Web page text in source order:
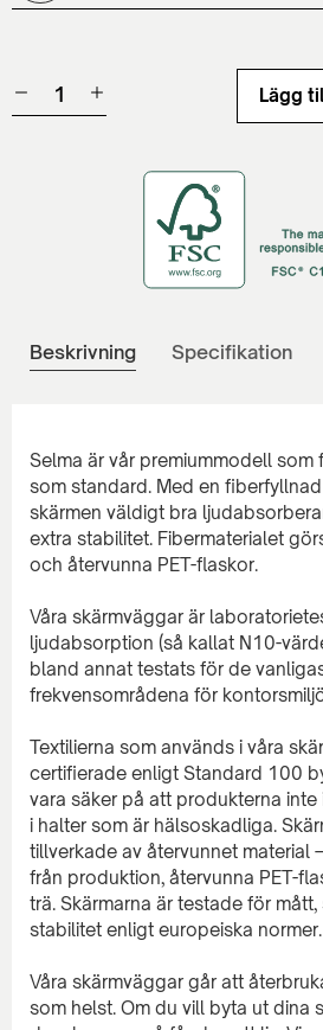
Lägg
Beskrivning Specifikation
Selma är vår premiummodell som
som standard. Med en
skärmen väldigt bra
extra stabilitet. Fibermaterialet
och återvunna PET-flaskor.
Våra skärmväggar är
ljudabsorption (så kallat N10-
bland annat testats för de
frekvensområdena för
Textilierna som används i våra
certifierade enligt Standard 100
vara säker på att produkterna inte
i halter som är hälsoskadliga.
tillverkade av återvunnet material
från produktion, återvunna PET-
trä. Skärmarna är testade för
stabilitet enligt europeiska normer.
Våra skärmväggar går att
som helst. Om du vill byta ut dina